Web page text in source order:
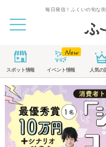
毎日発信！ふくいの旬な
スポット情報 イベント情報 人気の